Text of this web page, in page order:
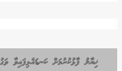
ޚިޔާލު ފާޅުކުރުމަށް ކަނޑައެޅިފައިވާ